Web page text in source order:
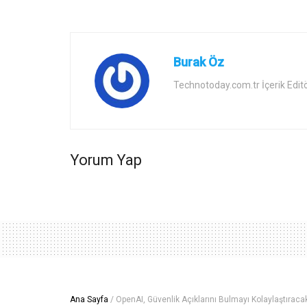
Burak Öz
Technotoday.com.tr İçerik
Yorum Yap
Ana Sayfa / OpenAI, Güvenlik Açıklarını Bulmayı